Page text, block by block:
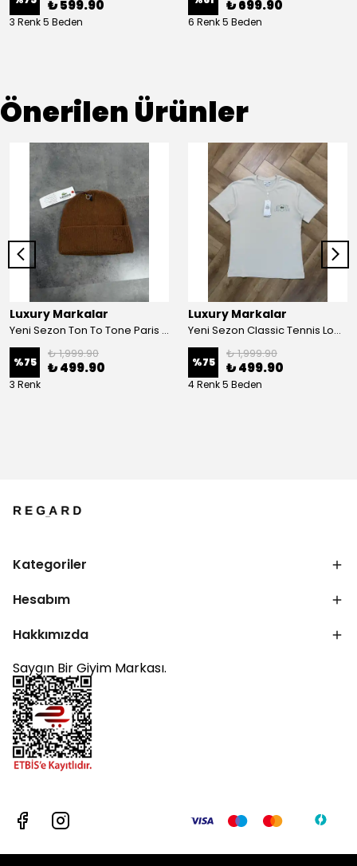
₺ 599.90
3 Renk 5 Beden
₺ 699.90
6 Renk 5 Beden
Önerilen Ürünler
Luxury Markalar
Yeni Sezon Ton To Tone Paris Bere
%75
₺ 1,999.90
₺ 499.90
3 Renk
Luxury Markalar
Yeni Sezon Classic Tennis Logo Bisiklet Yaka T-shirt
%75
₺ 1,999.90
₺ 499.90
4 Renk 5 Beden
Kategoriler
Hesabım
Hakkımızda
Saygın Bir Giyim Markası.